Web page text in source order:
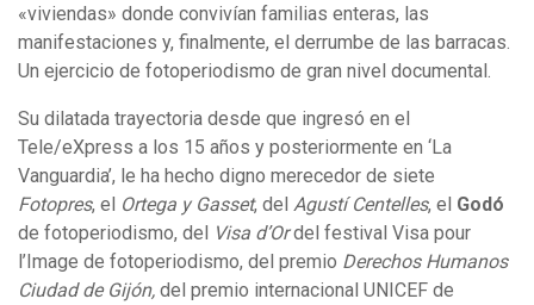
«viviendas» donde convivían familias enteras, las
manifestaciones y, finalmente, el derrumbe de las barracas.
Un ejercicio de fotoperiodismo de gran nivel documental.
Su dilatada trayectoria desde que ingresó en el
Tele/eXpress a los 15 años y posteriormente en ‘La
Vanguardia’, le ha hecho digno merecedor de siete
Fotopres, el Ortega y Gasset, del Agustí Centelles, el Godó
de fotoperiodismo, del Visa d’Ordel festival Visa pour
l’Image de fotoperiodismo, del premio Derechos Humanos
Ciudad de Gijón, del premio internacional UNICEF de